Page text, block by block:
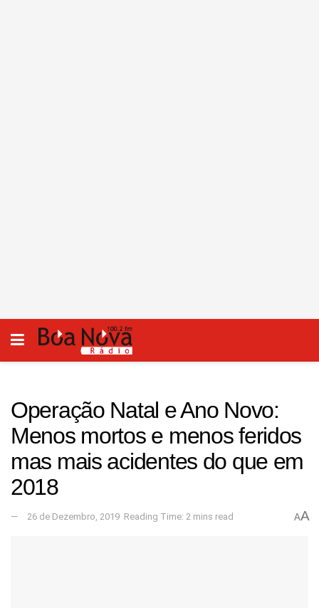
Operação Natal e Ano Novo:
Menos mortos e menos feridos
mas mais acidentes do que em
2018
26 de Dezembro, 2019 Reading Time: 2 mins read AA